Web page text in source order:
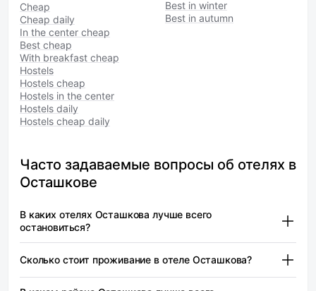
Cheap
Cheap daily
In the center cheap
Best cheap
With breakfast cheap
Hostels
Hostels cheap
Hostels in the center
Hostels daily
Hostels cheap daily
Best in winter
Best in autumn
Часто задаваемые вопросы об отелях в
Осташкове
В каких отелях Осташкова лучше всего
остановиться?
Селигер 69 — от 4 550 ₽
WISH HOTEL Seliger (Виш Селигер) — от 4 600 ₽
Сколько стоит проживание в отеле Осташкова?